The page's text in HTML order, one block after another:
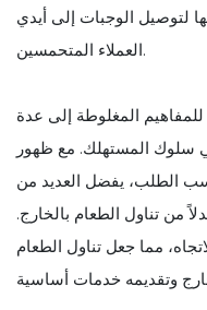
لتوصيل الوجبات إلى أيدي
العملاء المتحمسين.
المغلوطة إلى عدة
سلوك المستهلك. مع ظهور
الطلب، يفضل العديد من
من تناول الطعام بالخارج.
مما جعل تناول الطعام